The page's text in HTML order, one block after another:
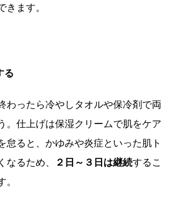
きます。
る
わったら冷やしタオルや保冷剤で両
。仕上げは保湿クリームで肌をケア
怠ると、かゆみや炎症といった肌ト
なるため、
２日～３日は継続するこ
。